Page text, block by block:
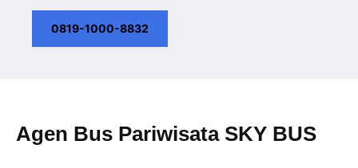
0819-1000-8832
Agen Bus Pariwisata SKY BUS